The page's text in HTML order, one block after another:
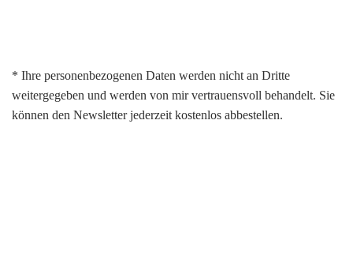
* Ihre personenbezogenen Daten werden nicht an Dritte
weitergegeben und werden von mir vertrauensvoll behandelt. Sie
können den Newsletter jederzeit kostenlos abbestellen.